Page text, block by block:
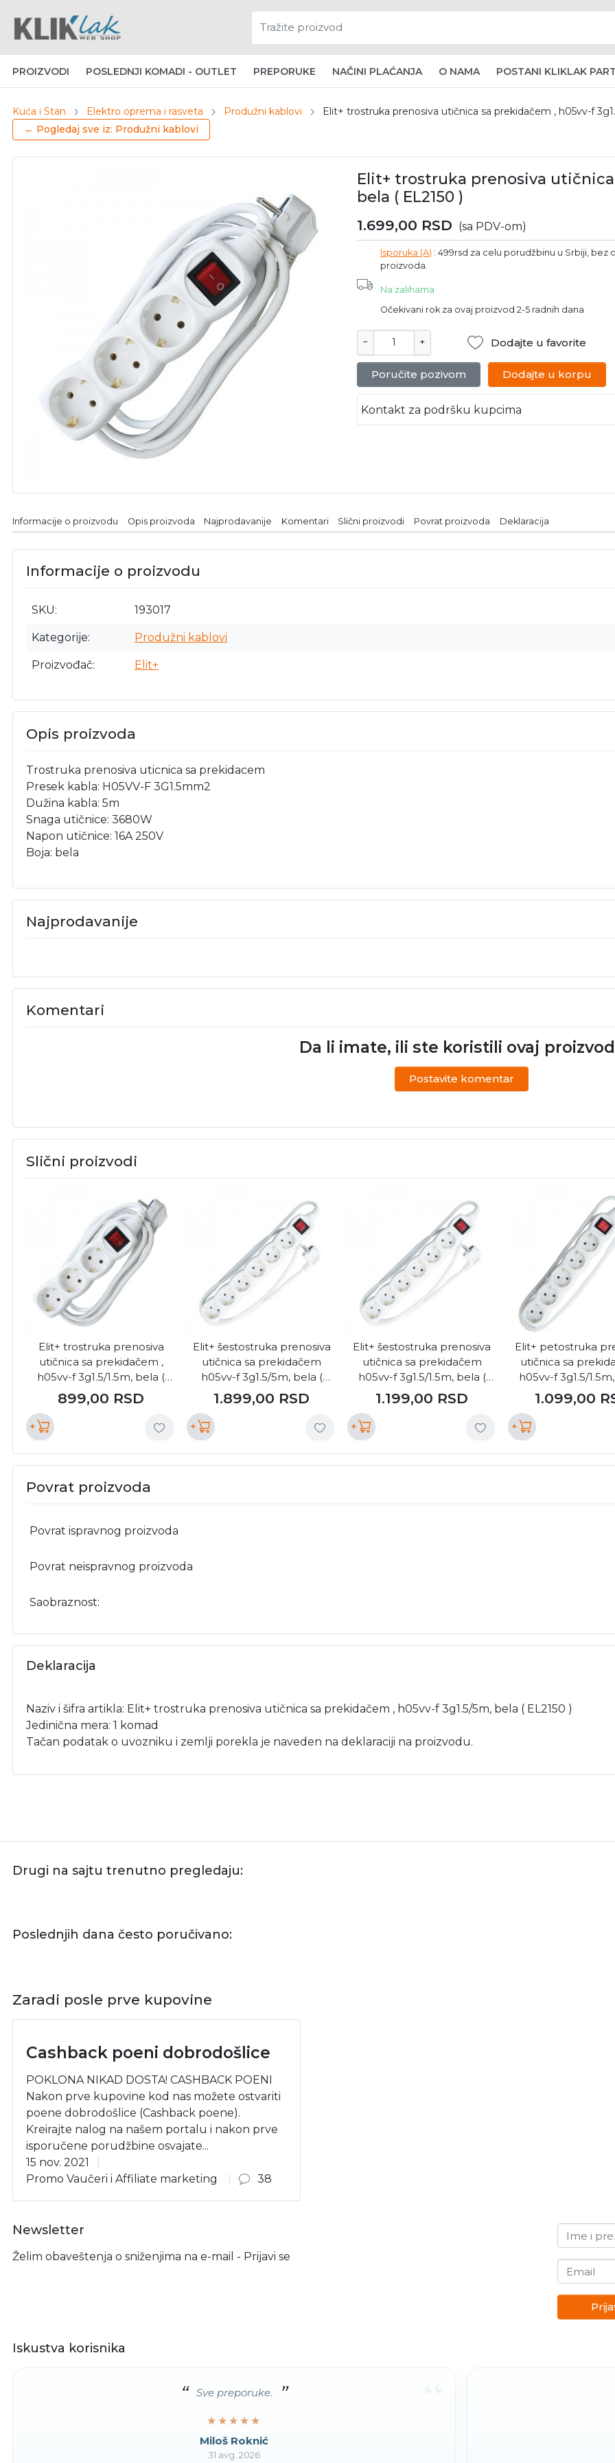
PROIZVODI POSLEDNJI KOMADI - OUTLET PREPORUKE NAČINI PLAĆANJA O NAMA POSTANI KLIKLAK
Kuća i Stan Elektro oprema i rasveta Produžni kablovi
Elit+ trostruka prenosiva utičnica sa prekidačem , h05vv-f
← Pogledaj sve iz: Produžni kablovi
Elit+ trostruka prenosiva
bela ( EL2150 )
1.699,00 RSD (sa PDV-om)
Isporuka (A) : 499rsd za celu porudžbinu u Srbiji, bez
proizvoda.
Na zalihama
Očekivani rok za ovaj proizvod 2-5 radnih dana
− + Dodajte u favorite
Poručite pozivom Dodajte u korpu
Kontakt za podršku kupcima
Informacije o proizvodu Opis proizvoda Najprodavanije Komentari Slični proizvodi Povrat proizvoda Deklaracija
Informacije o proizvodu
SKU 193017
Kategorije Produžni kablovi
Proizvođač Elit+
Opis proizvoda
Trostruka prenosiva uticnica sa prekidacem
Presek kabla: H05VV-F 3G1.5mm2
Dužina kabla: 5m
Snaga utičnice: 3680W
Napon utičnice: 16A 250V
Boja: bela
Najprodavanije
Komentari
Da li imate, ili ste koristili ovaj
Postavite komentar
Slični proizvodi
Elit+ trostruka prenosiva
utičnica sa prekidačem ,
h05vv-f 3g1.5/1.5m, bela (
EL2115 )
899,00 RSD
+
Elit+ šestostruka prenosiva
utičnica sa prekidačem
h05vv-f 3g1.5/5m, bela (
EL2750 )
1.899,00 RSD
+
Elit+ šestostruka prenosiva
utičnica sa prekidačem
h05vv-f 3g1.5/1.5m, bela (
EL2715 )
1.199,00 RSD
+
Elit+ petostruka
utičnica sa
h05vv-f 3g1.5/
EL2515 )
1.099,00
+
Povrat proizvoda
Povrat ispravnog proizvoda
Povrat neispravnog proizvoda
Saobraznost:
Deklaracija
Naziv i šifra artikla: Elit+ trostruka prenosiva utičnica sa prekidačem , h05vv-f 3g1.5/5m, bela ( EL2150 )
Jedinična mera: 1 komad
Tačan podatak o uvozniku i zemlji porekla je naveden na deklaraciji na proizvodu.
Drugi na sajtu trenutno pregledaju:
Poslednjih dana često poručivano:
Zaradi posle prve kupovine
Cashback poeni dobrodošlice
POKLONA NIKAD DOSTA! CASHBACK POENI
Nakon prve kupovine kod nas možete ostvariti
poene dobrodošlice (Cashback poene).
Kreirajte nalog na našem portalu i nakon prve
isporučene porudžbine osvajate...
15 nov. 2021
Promo Vaučeri i Affiliate marketing
38
Newsletter
Želim obaveštenja o sniženjima na e-mail - Prijavi se
Ime i
Email
Iskustva korisnika
Sve preporuke.
★★★★★
★★★★★
Miloš Roknić
31 avg. 2026